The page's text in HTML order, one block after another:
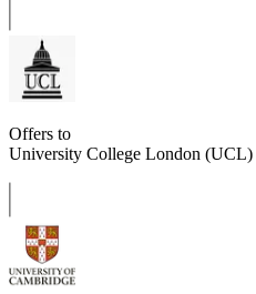
Offers to
University College London (UCL)